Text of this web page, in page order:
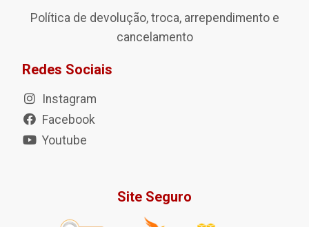
Política de devolução, troca, arrependimento e
cancelamento
Redes Sociais
Instagram
Facebook
Youtube
Site Seguro